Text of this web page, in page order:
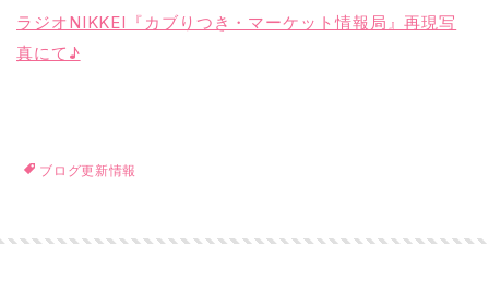
ラジオNIKKEI『カブりつき・マーケット情報局』再現写
真にて♪
ブログ更新情報